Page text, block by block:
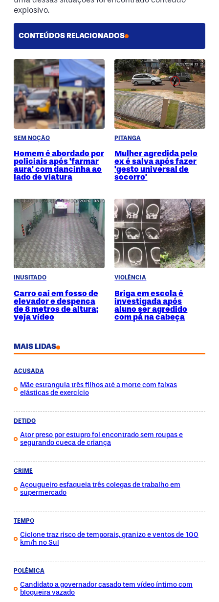
explosivo.
CONTEÚDOS RELACIONADOS
SEM NOÇÃO
Homem é abordado por
policiais após 'farmar
aura' com dancinha ao
lado de viatura
PITANGA
Mulher agredida pelo
ex é salva após fazer
'gesto universal de
socorro'
INUSITADO
Carro cai em fosso de
elevador e despenca
de 8 metros de altura;
veja vídeo
VIOLÊNCIA
Briga em escola é
investigada após
aluno ser agredido
com pá na cabeça
MAIS LIDAS
ACUSADA
Mãe estrangula três filhos até a morte com faixas
elásticas de exercício
DETIDO
Ator preso por estupro foi encontrado sem roupas e
segurando cueca de criança
CRIME
Açougueiro esfaqueia três colegas de trabalho em
supermercado
TEMPO
Ciclone traz risco de temporais, granizo e ventos de 100
km/h no Sul
POLÊMICA
Candidato a governador casado tem vídeo íntimo com
blogueira vazado